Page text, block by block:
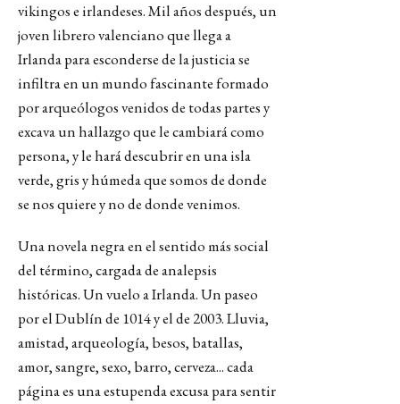
vikingos e irlandeses. Mil años después, un
joven librero valenciano que llega a
Irlanda para esconderse de la justicia se
infiltra en un mundo fascinante formado
por arqueólogos venidos de todas partes y
excava un hallazgo que le cambiará como
persona, y le hará descubrir en una isla
verde, gris y húmeda que somos de donde
se nos quiere y no de donde venimos.
Una novela negra en el sentido más social
del término, cargada de analepsis
históricas. Un vuelo a Irlanda. Un paseo
por el Dublín de 1014 y el de 2003. Lluvia,
amistad, arqueología, besos, batallas,
amor, sangre, sexo, barro, cerveza... cada
página es una estupenda excusa para sentir